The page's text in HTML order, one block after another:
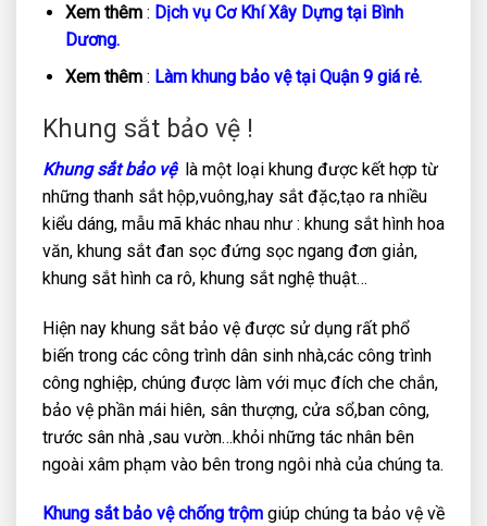
Xem thêm: Dịch vụ Cơ Khí Xây Dựng tại Bình
Dương.
Xem thêm: Làm khung bảo vệ tại Quận 9 giá rẻ.
Khung sắt bảo vệ !
Khung sắt bảo vệ là một loại khung được kết hợp từ
những thanh sắt hộp,vuông,hay sắt đặc,tạo ra nhiều
kiểu dáng, mẫu mã khác nhau như : khung sắt hình hoa
văn, khung sắt đan sọc đứng sọc ngang đơn giản,
khung sắt hình ca rô, khung sắt nghệ thuật…
Hiện nay khung sắt bảo vệ được sử dụng rất phổ
biến trong các công trình dân sinh nhà,các công trình
công nghiệp, chúng được làm với mục đích che chắn,
bảo vệ phần mái hiên, sân thượng, cửa sổ,ban công,
trước sân nhà ,sau vườn…khỏi những tác nhân bên
ngoài xâm phạm vào bên trong ngôi nhà của chúng ta.
Khung sắt bảo vệ chống trộm giúp chúng ta bảo vệ về